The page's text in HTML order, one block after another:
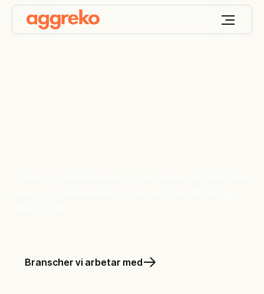
Branscher vi arbetar med